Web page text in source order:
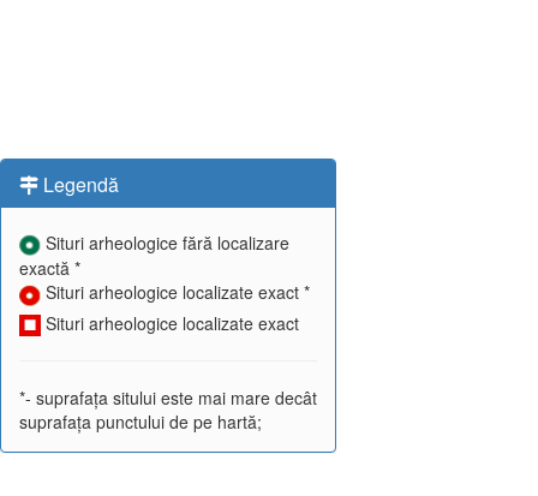
Legendă
Situri arheologice fără localizare
exactă *
Situri arheologice localizate exact *
Situri arheologice localizate exact
*- suprafața sitului este mai mare decât
suprafața punctului de pe hartă;